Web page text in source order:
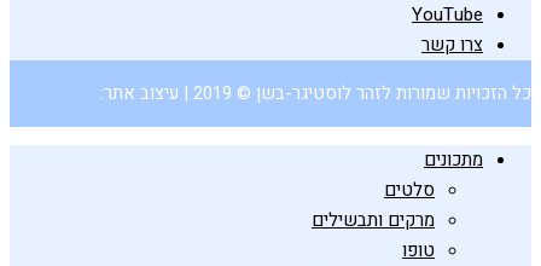
YouTube
צרו קשר
כל הזכויות שמורות לזהר לוסטיגר-בשן © 2019 | עיצוב אתר:
מתכונים
סלטים
מרקים ותבשילים
טופו